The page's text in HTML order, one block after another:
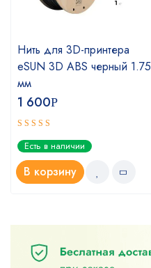
Нить для 3D-принтера
eSUN 3D ABS черный 1.75
мм
1 600Р
Оценка
5.00из 5
Есть в наличии
В корзину